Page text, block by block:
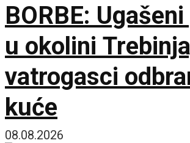
BORBE:
u okolini
vatrogasci
kuće
08.08.2026